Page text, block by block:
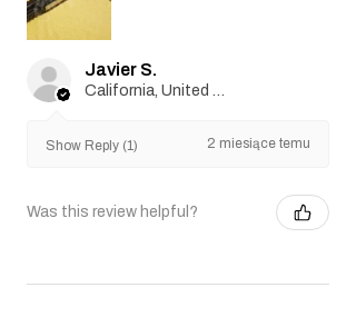
Javier S.
Show Reply (1) 2 miesiące temu
Was this review helpful?